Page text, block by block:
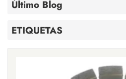
Último Blog
ETIQUETAS